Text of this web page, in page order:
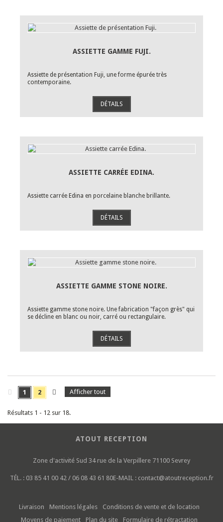
ASSIETTE GAMME FUJI.
Assiette de présentation Fuji, une forme épurée très
contemporaine.
DÉTAILS
ASSIETTE CARRÉE EDINA.
Assiette carrée Edina en porcelaine blanche brillante.
DÉTAILS
ASSIETTE GAMME STONE NOIRE.
Assiette gamme stone noire. Une fabrication "façon grès" qui
se décline en blanc ou noir, carré ou rectangulaire.
DÉTAILS
Afficher tout
1 2
Résultats 1 - 12 sur 18.
ATOUT RECEPTION
Zone d'activité Sud 34 rue de la Verpillere 71100 Sevrey
TÉL. : 03 85 41 00 42 / 06 08 43 61 80E-MAIL : contact@atoutreception.fr
Livraison Mentions légales
Conditions de vente et de location
Moyens de paiement
Plan du site Formulaire de rétractation